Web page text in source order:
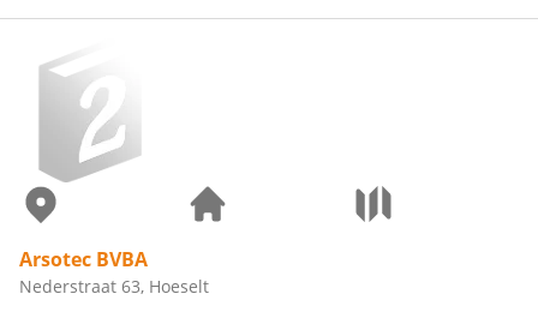
Arsotec BVBA
Nederstraat 63, Hoeselt